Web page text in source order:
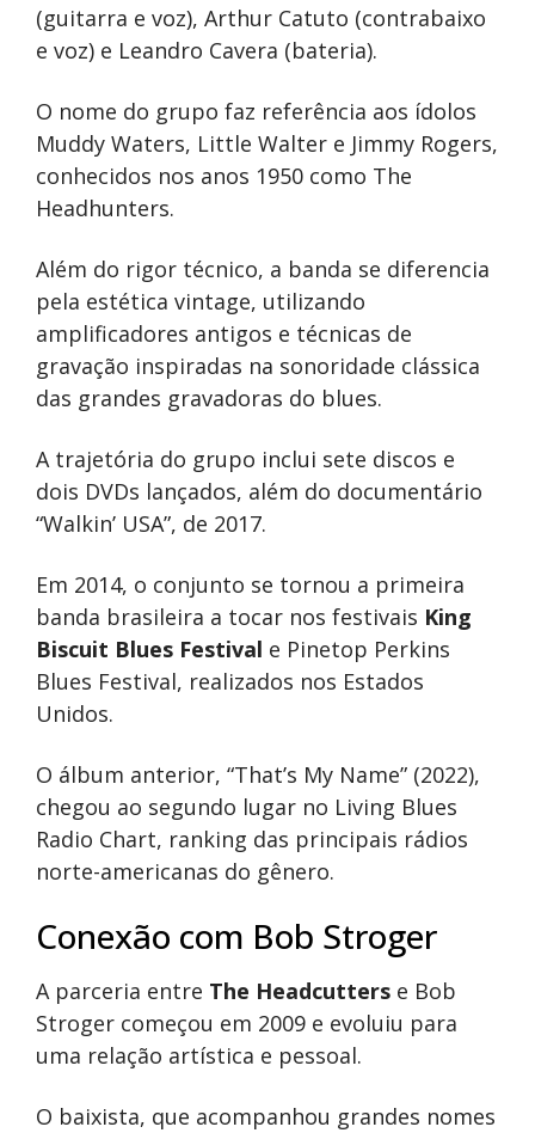
(guitarra e voz), Arthur Catuto (contrabaixo
e voz) e Leandro Cavera (bateria).
O nome do grupo faz referência aos ídolos
Muddy Waters, Little Walter e Jimmy Rogers,
conhecidos nos anos 1950 como The
Headhunters.
Além do rigor técnico, a banda se diferencia
pela estética vintage, utilizando
amplificadores antigos e técnicas de
gravação inspiradas na sonoridade clássica
das grandes gravadoras do blues.
A trajetória do grupo inclui sete discos e
dois DVDs lançados, além do documentário
“Walkin’ USA”, de 2017.
Em 2014, o conjunto se tornou a primeira
banda brasileira a tocar nos festivais King
Biscuit Blues Festival e Pinetop Perkins
Blues Festival, realizados nos Estados
Unidos.
O álbum anterior, “That’s My Name” (2022),
chegou ao segundo lugar no Living Blues
Radio Chart, ranking das principais rádios
norte-americanas do gênero.
Conexão com Bob Stroger
A parceria entre The Headcutters e Bob
Stroger começou em 2009 e evoluiu para
uma relação artística e pessoal.
O baixista, que acompanhou grandes nomes